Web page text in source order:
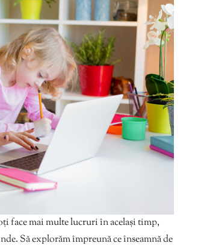
face mai multe lucruri în același timp,
Să explorăm împreună ce înseamnă de